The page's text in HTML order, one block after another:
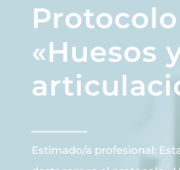
Protocolo
«Huesos
Estimado/a profesional: